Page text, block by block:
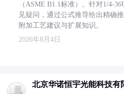
（ASME B1.1标准）。针对1/4-
见疑问，通过公式推导给出精确
附加工艺建议与扩展知识。
2026年8月4日
北京华诺恒宇光能科技有